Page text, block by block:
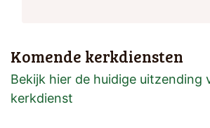
Komende kerkdiensten
Bekijk hier de huidige uitzending
kerkdienst